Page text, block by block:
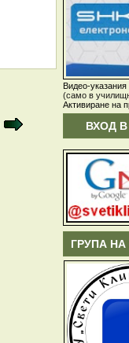
Видео-указания
(само в
Активиране на
ВХОД В
ГРУПА